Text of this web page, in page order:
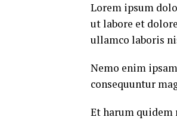
Lorem ipsum
ut labore et
ullamco laboris
Nemo enim
consequuntur
Et harum